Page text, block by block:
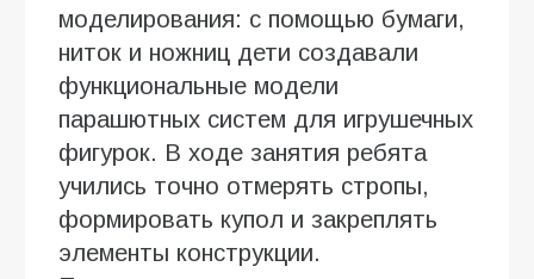
моделирования: с помощью бумаги,
ниток и ножниц дети создавали
функциональные модели
парашютных систем для игрушечных
фигурок. В ходе занятия ребята
учились точно отмерять стропы,
формировать купол и закреплять
элементы конструкции.